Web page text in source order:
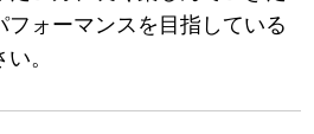
フォーマンスを目指している
。